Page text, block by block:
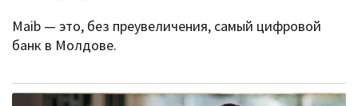
Maib — это, без преувеличения, самый цифровой
банк в Молдове.